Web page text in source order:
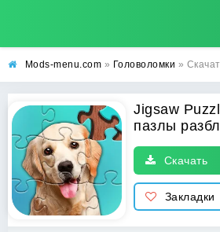
Mods-menu.com » Головоломки » Скачать Jigsaw
Jigsaw
пазлы
Скачать
Закладки